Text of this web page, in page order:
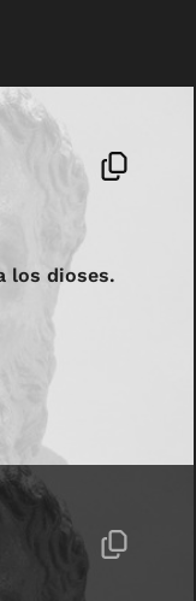
los dioses.